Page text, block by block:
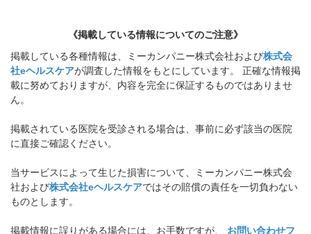
《掲載している情報についてのご注意》
掲載している各種情報は、ミーカンパニー株式会社および株式会
社eヘルスケアが調査した情報をもとにしています。 正確な情報掲
載に努めておりますが、内容を完全に保証するものではありませ
ん。
掲載されている医院を受診される場合は、事前に必ず該当の医院
に直接ご確認ください。
当サービスによって生じた損害について、ミーカンパニー株式会
社および株式会社eヘルスケアではその賠償の責任を一切負わない
ものとします。
掲載情報に誤りがある場合には、お手数ですが、 お問い合わせフ